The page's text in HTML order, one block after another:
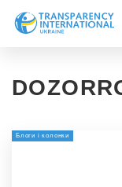
Новини
Напрями
Блоги і колонки